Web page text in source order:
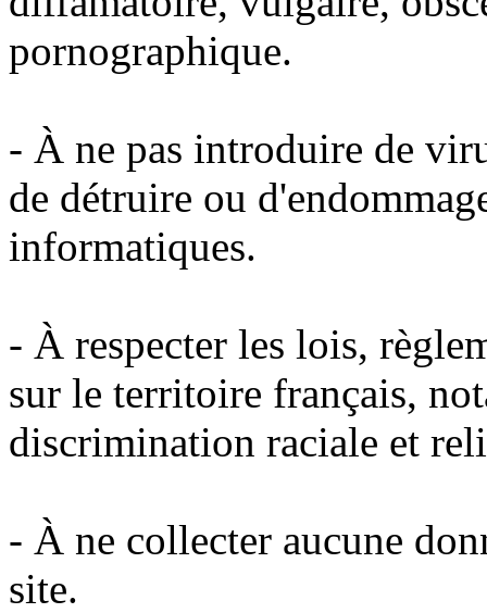
pornographique.
- À ne pas introduire de
de détruire ou
informatiques.
- À respecter les lois,
sur le territoire français,
discrimination raciale et
- À ne collecter aucune
site.